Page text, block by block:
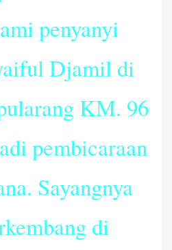
penyanyi
Djamil di
KM. 96
pembicaraan
Sayangnya
di